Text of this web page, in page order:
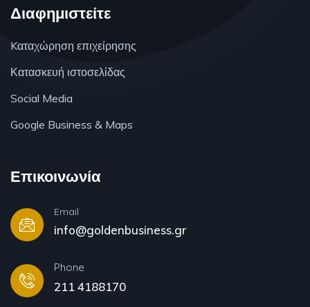
Διαφημιστείτε
Kαταχώρηση επιχείρησης
Κατασκευή ιστοσελίδας
Social Media
Google Business & Maps
Επικοινωνία
Email
info@goldenbusiness.gr
Phone
211 4188170